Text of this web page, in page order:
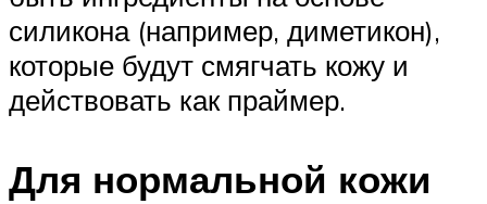
силикона (например, диметикон),
которые будут смягчать кожу и
действовать как праймер.
Для нормальной кожи